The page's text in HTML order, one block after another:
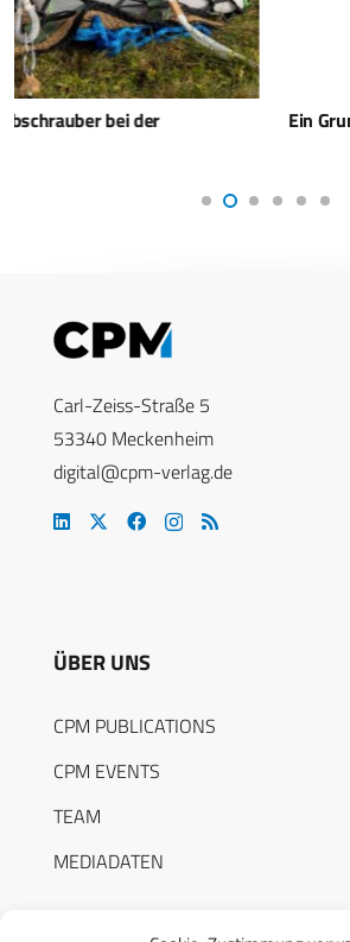
Ein Grundstein der Zeitenwende –
Carl-Zeiss-Straße 5
53340 Meckenheim
digital@cpm-verlag.de
ÜBER UNS
CPM PUBLICATIONS
CPM EVENTS
TEAM
MEDIADATEN